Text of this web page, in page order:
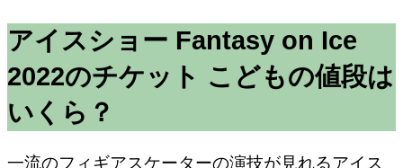
アイスショー Fantasy on Ice
2022のチケット こどもの値段は
いくら？
一流のフィギアスケーターの演技が見れるアイス